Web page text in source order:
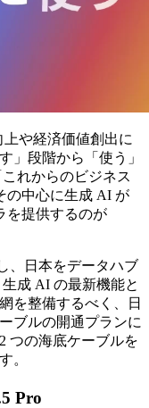
や経済価値創出に
」段階から「使う」
れからのビジネス
の中心に生成 AI が
を提供するのが
、日本をデータハブ
成 AI の最新機能と
を整備するべく、日
ブルの開通プランに
つの海底ケーブルを
。
Pro